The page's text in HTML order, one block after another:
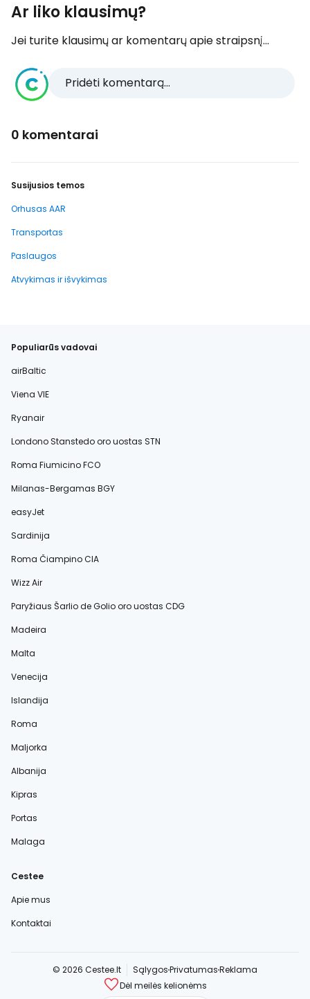
Ar liko klausimų?
Jei turite klausimų ar komentarų apie straipsnį...
Pridėti komentarą...
0 komentarai
Susijusios temos
Orhusas AAR
Transportas
Paslaugos
Atvykimas ir išvykimas
Populiarūs vadovai
airBaltic
Viena VIE
Ryanair
Londono Stanstedo oro uostas STN
Roma Fiumicino FCO
Milanas-Bergamas BGY
easyJet
Sardinija
Roma Čiampino CIA
Wizz Air
Paryžiaus Šarlio de Golio oro uostas CDG
Madeira
Malta
Venecija
Islandija
Roma
Maljorka
Albanija
Kipras
Portas
Malaga
Cestee
Apie mus
Kontaktai
© 2026 Cestee.lt SąlygosPrivatumasReklama
Dėl meilės kelionėms